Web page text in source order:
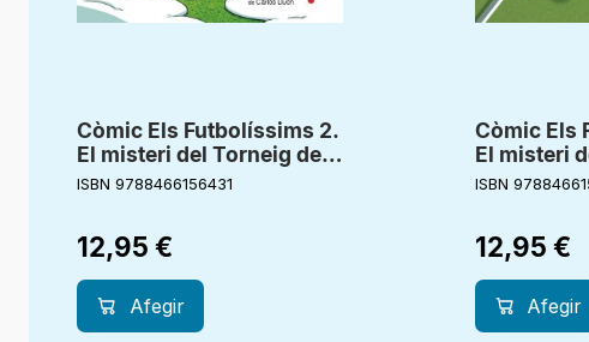
Còmic Els Futbolíssims 2.
El misteri del Torneig de
Nadal
ISBN 9788466156431
12,95 €
Afegir
Còmic Els
El misteri
voladors
ISBN
12,95 €
Afegir